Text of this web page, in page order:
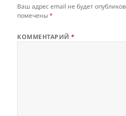
Ваш адрес email не будет
помечены*
КОММЕНТАРИЙ*